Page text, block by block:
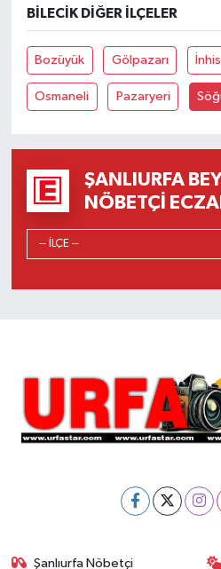
BILECIK DIĞER İLÇELER
Bozüyük Gölpazarı
Osmaneli Pazaryeri
ŞANLIURFA
NÖBETÇI
Şanlıurfa Nöbetçi